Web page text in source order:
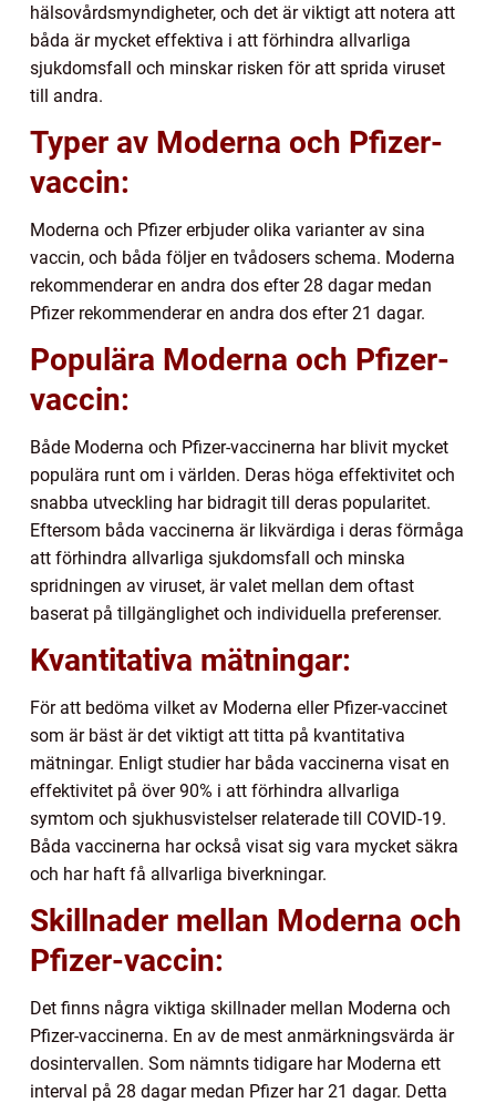
hälsovårdsmyndigheter, och det är viktigt att notera att
båda är mycket effektiva i att förhindra allvarliga
sjukdomsfall och minskar risken för att sprida viruset
till andra.
Typer av Moderna och Pfizer-
vaccin:
Moderna och Pfizer erbjuder olika varianter av sina
vaccin, och båda följer en tvådosers schema. Moderna
rekommenderar en andra dos efter 28 dagar medan
Pfizer rekommenderar en andra dos efter 21 dagar.
Populära Moderna och Pfizer-
vaccin:
Både Moderna och Pfizer-vaccinerna har blivit mycket
populära runt om i världen. Deras höga effektivitet och
snabba utveckling har bidragit till deras popularitet.
Eftersom båda vaccinerna är likvärdiga i deras förmåga
att förhindra allvarliga sjukdomsfall och minska
spridningen av viruset, är valet mellan dem oftast
baserat på tillgänglighet och individuella preferenser.
Kvantitativa mätningar:
För att bedöma vilket av Moderna eller Pfizer-vaccinet
som är bäst är det viktigt att titta på kvantitativa
mätningar. Enligt studier har båda vaccinerna visat en
effektivitet på över 90% i att förhindra allvarliga
symtom och sjukhusvistelser relaterade till COVID-19.
Båda vaccinerna har också visat sig vara mycket säkra
och har haft få allvarliga biverkningar.
Skillnader mellan Moderna och
Pfizer-vaccin:
Det finns några viktiga skillnader mellan Moderna och
Pfizer-vaccinerna. En av de mest anmärkningsvärda är
dosintervallen. Som nämnts tidigare har Moderna ett
interval på 28 dagar medan Pfizer har 21 dagar. Detta